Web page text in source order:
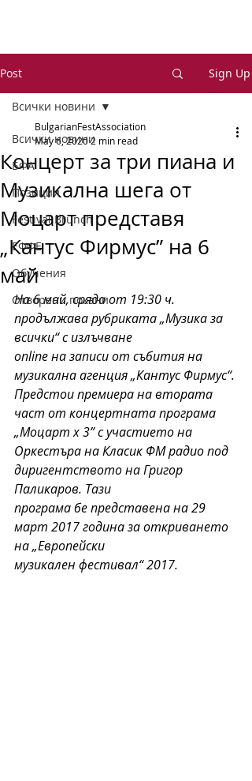
Post Sign Up
Всички новини
БФА
Позиции
Festival Brunch
ЕФФЕ
Обучения
Отворени покани
Всички новини
Концерт за три пиана и
Музикална шега от
Моцарт представя
„Кантус Фирмус” на 6
май
BulgarianFestAssociation
May 6, 20202 min read
На 6 май, сряда от 19:30 ч.
продължава рубриката „Музика за
всички“ с излъчване
online на записи от събития на
музикална агенция „Кантус Фирмус“.
Предстои премиера на втората
част от концертната програма
„Моцарт х 3” с участието на
Оркестъра на Класик ФМ радио под
диригентството на Григор
Паликаров. Тази
програма бе представена на 29
март 2017 година за откриването
на „Европейски
музикален фестивал“ 2017.